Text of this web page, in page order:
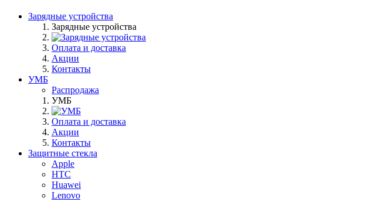
Зарядные устройства
Зарядные устройства
Оплата и доставка
Акции
Контакты
УМБ
Распродажа
УМБ
Оплата и доставка
Акции
Контакты
Защитные стекла
Apple
HTC
Huawei
Lenovo